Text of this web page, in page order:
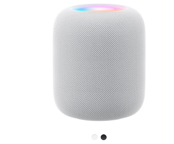
进
一
步
了
解
HomePod<